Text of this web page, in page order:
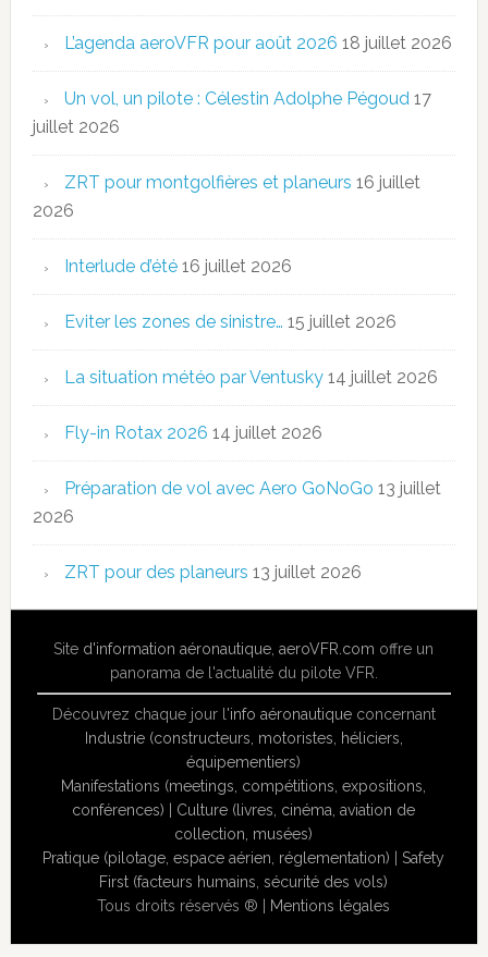
L’agenda aeroVFR pour août 2026 18 juillet 2026
Un vol, un pilote : Célestin Adolphe Pégoud 17
juillet 2026
ZRT pour montgolfières et planeurs 16 juillet
2026
Interlude d’été 16 juillet 2026
Eviter les zones de sinistre… 15 juillet 2026
La situation météo par Ventusky 14 juillet 2026
Fly-in Rotax 2026 14 juillet 2026
Préparation de vol avec Aero GoNoGo 13 juillet
2026
ZRT pour des planeurs 13 juillet 2026
Site d'information aéronautique,aeroVFR.com offre un
panorama de l'actualité du pilote VFR.
Découvrez chaque jour l'info aéronautiqueconcernant
Industrie (constructeurs, motoristes, héliciers,
équipementiers)
Manifestations (meetings, compétitions, expositions,
conférences)
Culture (livres, cinéma, aviation de
collection, musées)
Pratique (pilotage, espace aérien, réglementation) |Safety
First (facteurs humains, sécurité des vols)
Tous droits réservés ® | Mentions légales